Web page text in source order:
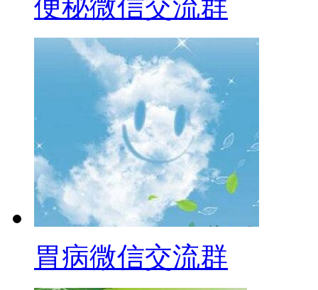
便秘微信交流群
胃病微信交流群